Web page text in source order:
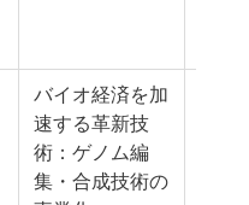
バイオ経済を加
速する革新技
術：ゲノム編
集・合成技術の